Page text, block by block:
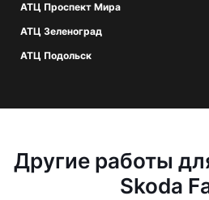
АТЦ Проспект Мира
АТЦ Зеленоград
АТЦ Подольск
Другие работы
Skoda